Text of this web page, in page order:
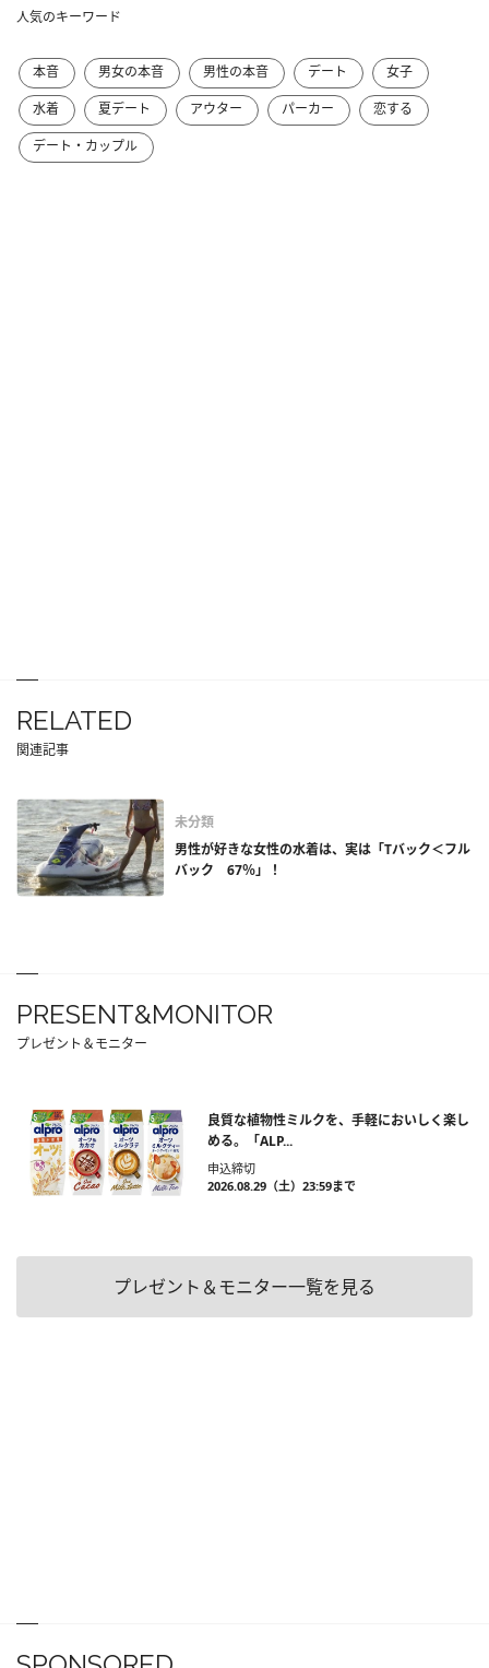
人気のキーワード
本音 男女の本音 男性の本音 デート
女子
水着
夏デート アウター パーカー
恋する
デート・カップル
RELATED
関連記事
未分類
男性が好きな女性の水着は、実は「Tバック＜フル
バック 67％」！
PRESENT&MONITOR
プレゼント＆モニター
良質な植物性ミルクを、手軽においしく楽し
める。「ALP...
申込締切
2026.08.29（土）23:59まで
プレゼント＆モニター一覧を見る